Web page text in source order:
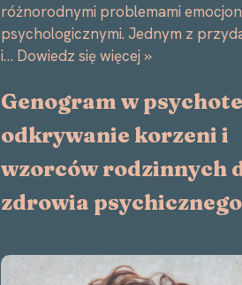
różnorodnymi problemami
psychologicznymi. Jednym z
i… Dowiedz się więcej »
Genogram w
odkrywanie korzeni i
wzorców rodzinnych
zdrowia psychicznego